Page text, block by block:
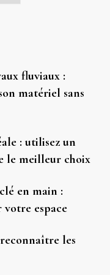
fluviaux :
matériel sans
: utilisez un
le meilleur choix
en main :
espace
les